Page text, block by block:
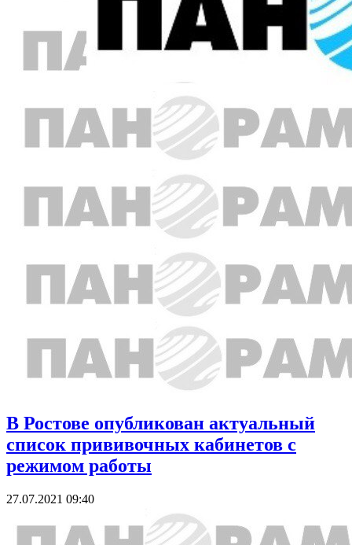
В Ростове опубликован актуальный
список прививочных кабинетов с
режимом работы
27.07.2021 09:40